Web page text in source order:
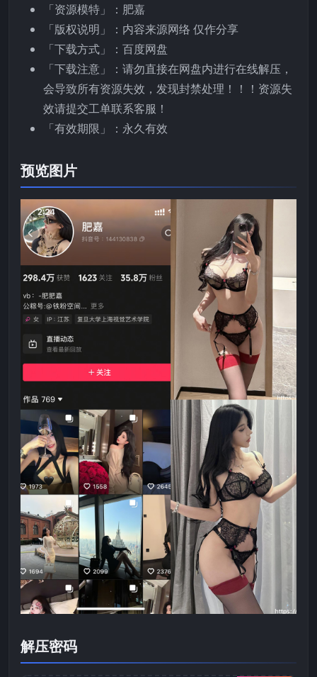
「资源模特」：肥嘉
「版权说明」：内容来源网络 仅作分享
「下载方式」：百度网盘
「下载注意」：请勿直接在网盘内进行在线解压，
会导致所有资源失效，发现封禁处理！！！资源失
效请提交工单联系客服！
「有效期限」：永久有效
预览图片
解压密码